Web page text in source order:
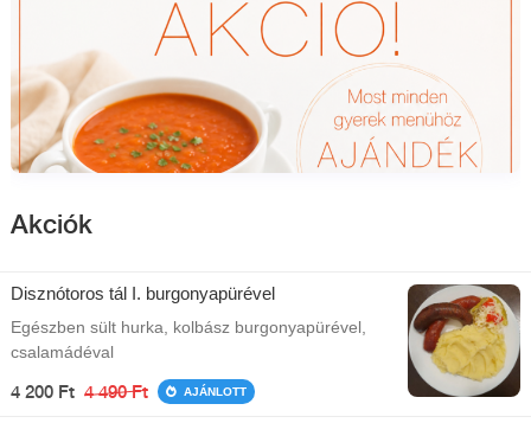
Akciók
Disznótoros tál I. burgonyapürével
Egészben sült hurka, kolbász burgonyapürével,
csalamádéval
4 200 Ft 4 490 Ft AJÁNLOTT